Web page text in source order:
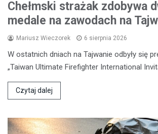
Chełmski strażak zdobywa
medale na zawodach na
Mariusz Wieczorek 6 sierpnia 2026
W ostatnich dniach na Tajwanie odbyły się
„Taiwan Ultimate Firefighter International
Czytaj dalej